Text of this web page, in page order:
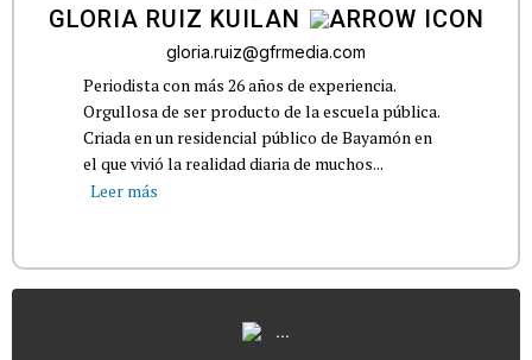
GLORIA RUIZ KUILAN
gloria.ruiz@gfrmedia.com
Periodista con más 26 años de experiencia.
Orgullosa de ser producto de la escuela pública.
Criada en un residencial público de Bayamón en
el que vivió la realidad diaria de muchos...
Leer más
...